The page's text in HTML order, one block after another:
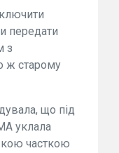
передати
з
ж старому
що під
уклала
часткою